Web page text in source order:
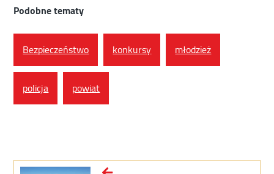
Podobne tematy
Bezpieczeństwo konkursy młodzież
policja powiat